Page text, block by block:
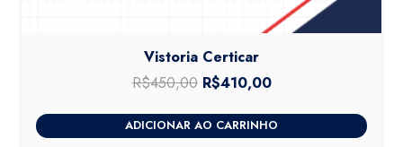
Vistoria Certicar
R$450,00 O
original
R$410,00O
atual
ADICIONAR AO CARRINHO